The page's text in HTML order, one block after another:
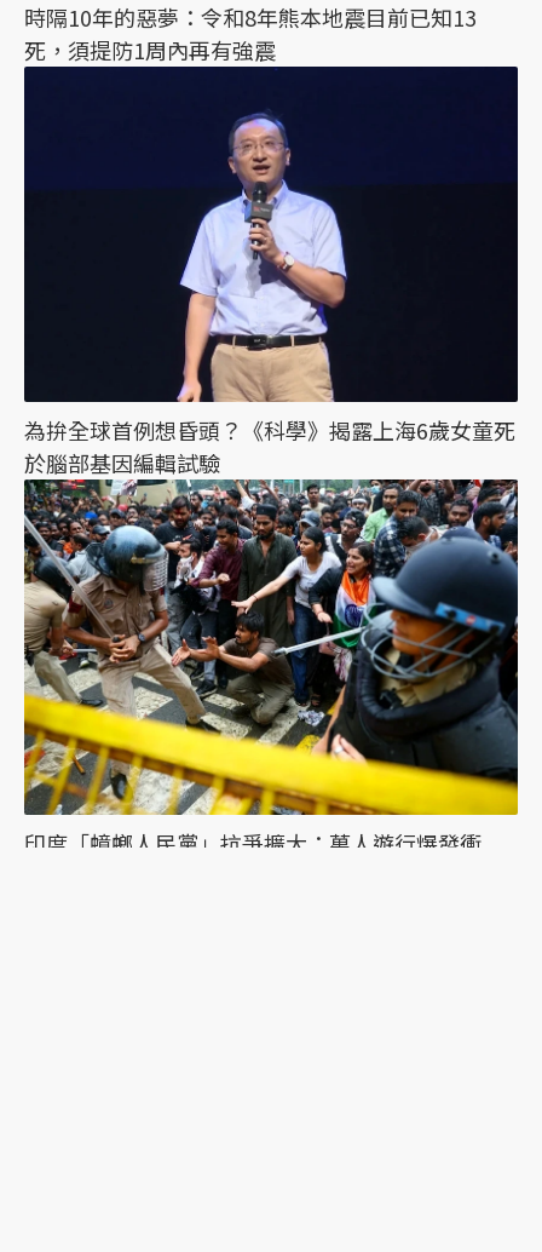
時隔10年的惡夢：令和8年熊本地震目前已知13
死，須提防1周內再有強震
為拚全球首例想昏頭？《科學》揭露上海6歲女童死
於腦部基因編輯試驗
印度「蟑螂人民黨」抗爭擴大：萬人遊行爆發衝